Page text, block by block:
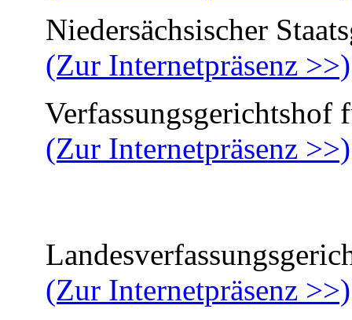
Niedersächsischer
(Zur Internetpräsenz >>)
Verfassungsgerichtshof
(Zur Internetpräsenz >>)
(Zur Internetpräsenz >>)